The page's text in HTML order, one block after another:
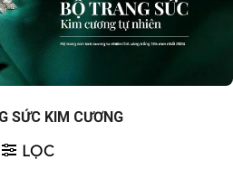
SỨC KIM CƯƠNG
LỌC